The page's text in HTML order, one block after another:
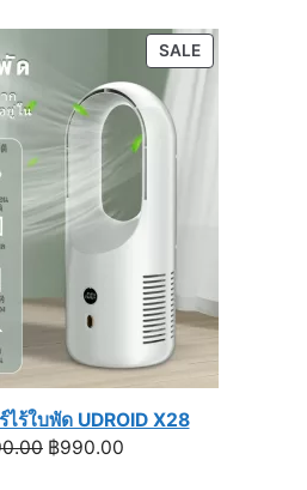
฿1,129.00
through
฿1,399.00
SALEPRODUCT
ON
ไร้ใบพัด UDROID X28
Original
฿990.00